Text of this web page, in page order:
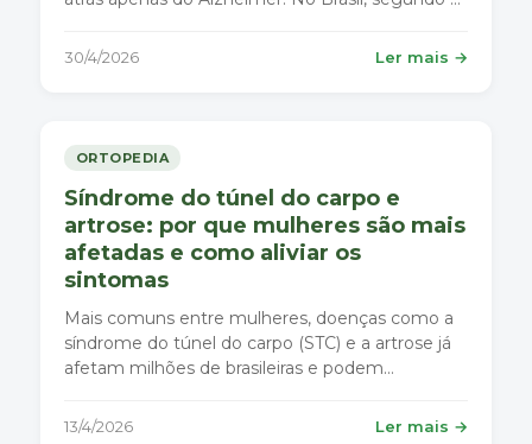
vivem com a condição.
30/4/2026 Ler mais →
ORTOPEDIA
Síndrome do túnel do carpo e
artrose: por que mulheres são mais
afetadas e como aliviar os
sintomas
Mais comuns entre mulheres, doenças como a
síndrome do túnel do carpo (STC) e a artrose já
afetam milhões de brasileiras e podem
como escrever, digitar ou segurar objetos.
13/4/2026 Ler mais →